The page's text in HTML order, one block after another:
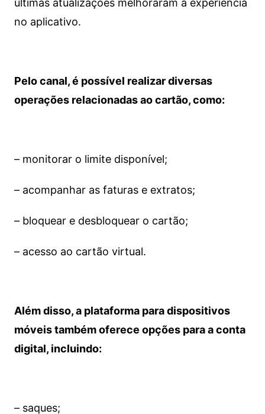
últimas atualizações melhoraram a experiência
no aplicativo.
Pelo canal, é possível realizar diversas
operações relacionadas ao cartão, como:
– monitorar o limite disponível;
– acompanhar as faturas e extratos;
– bloquear e desbloquear o cartão;
– acesso ao cartão virtual.
Além disso, a plataforma para dispositivos
móveis também oferece opções para a conta
digital, incluindo:
– saques;